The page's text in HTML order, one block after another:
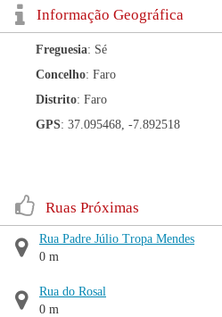
Informação Geográfica
Freguesia: Sé
Concelho: Faro
Distrito: Faro
GPS: 37.095468, -7.892518
Ruas Próximas
Rua Padre Júlio Tropa Mendes
0 m
Rua do Rosal
0 m